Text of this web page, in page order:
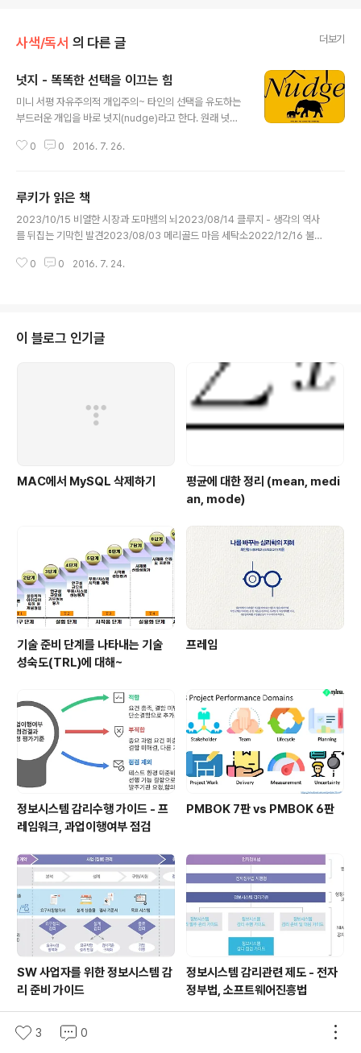
사색/독서 의 다른 글 더보기
넛지 - 똑똑한 선택을 이끄는 힘
미니 서평 자유주의적 개입주의~ 타인의 선택을 유도하는
부드러운 개입을 바로 넛지(nudge)라고 한다. 원래 넛지
미를 가지고 있었으나, 탈러와 선스타인에 의해서 주의를
내용을 전반적으로 살펴보면, 넛지에 대한 개념을 이콘과
인간에 비유해 설명하는 1부는 신선하고 재미있었다. 넛지
가 필요한 순간이나 선택 설계에 대한 내용들.. 그리고 RE
책을 읽는 내내 지루했다. 연금이나 모기지, 사회 보장, 의
0 0 2016. 7. 26.
루키가 읽은 책
2023/10/15 비열한 시장과 도마뱀의 뇌2023/08/14 클루지 - 생각의 역사
를 뒤집는 기막힌 발견2023/08/03 메리골드 마음 세탁소2022/12/16 불편
09/25 워런버핏 바이블 20212022/09/21 김진명 역사소설 고구려2022/
15 질서너머 - 인생의 다음 단계로 나아가는 12가지 법칙2022/08/06 NFT
레볼루션 - 현실과 메타버스를 넘나드는 ..
0 0 2016. 7. 24.
이 블로그 인기글
MAC에서 MySQL 삭제하기
평균에 대한 정리 (mean, medi
an, mode)
기술 준비 단계를 나타내는 기술
성숙도(TRL)에 대해~
프레임
정보시스템 감리수행 가이드 - 프
레임워크, 과업이행여부 점검
PMBOK 7판 vs PMBOK 6판
SW 사업자를 위한 정보시스템 감
리 준비 가이드
정보시스템 감리관련 제도 - 전자
정부법, 소프트웨어진흥법
3 0